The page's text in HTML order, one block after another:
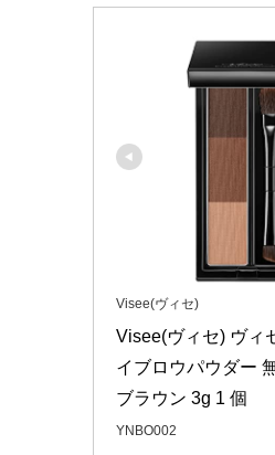
Visee(ヴィセ)
Visee(ヴィセ) ヴィ
イブロウパウダー
ブラウン 3g 1 個
YNBO002